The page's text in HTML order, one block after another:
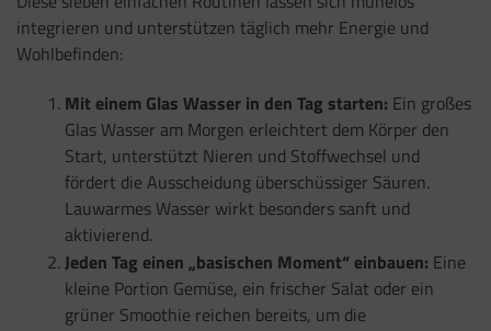
integrieren und unterstützen täglich mehr Energie und
Wohlbefinden:
Mit einem Glas Wasser in den Tag starten: Ein großes
Glas Wasser am Morgen erleichtert dem Körper den
Start, unterstützt Nieren und Stoffwechsel und
fördert die Ausscheidung überschüssiger Säuren.
Lauwarmes Wasser wirkt besonders sanft und
aktivierend.
Jeden Tag einen „basischen Moment“ einbauen: Eine
kleine Portion Gemüse, ein frischer Salat oder ein
grüner Smoothie reichen bereits, um die